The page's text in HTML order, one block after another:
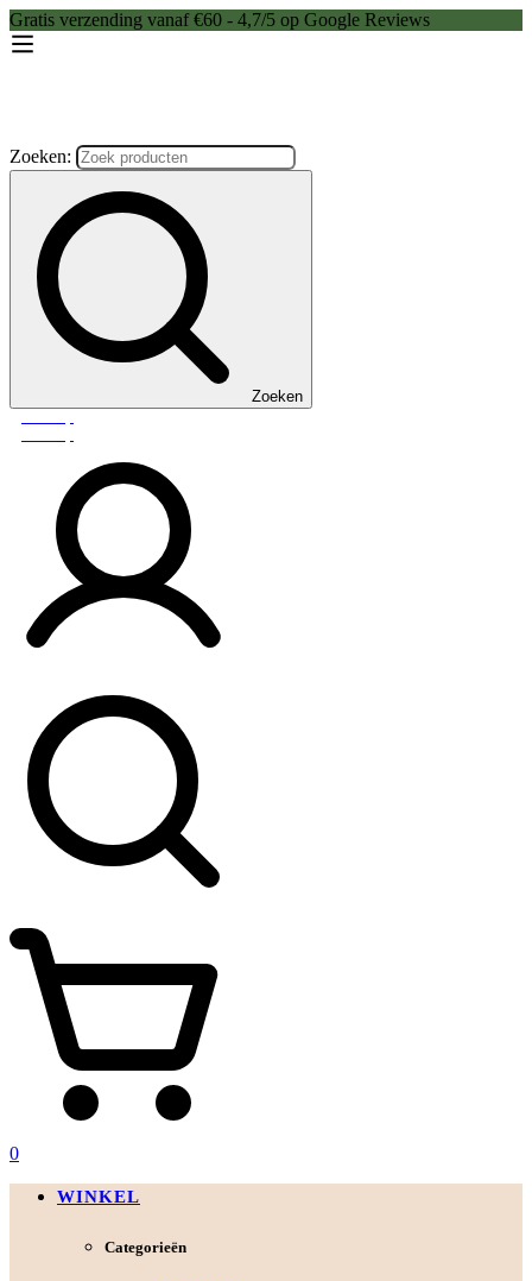
Gratis verzending vanaf €60 - 4,7/5 op Google Reviews
Zoeken:
Zoeken
0
WINKEL
Categorieën